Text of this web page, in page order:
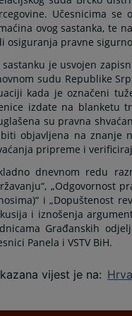
Učesnicima
ovog sastanka, te
osiguranja pravne
sastanku je usvojen
sudu Republike
kada je označeni
izdate na blanketu
su pravna
objavljena na znanje
pripreme i
dnevnom redu
„Odgovornost
i „Dopuštenost
i iznošenja
Građanskih
Panela i VSTV BiH.
vijest je na: